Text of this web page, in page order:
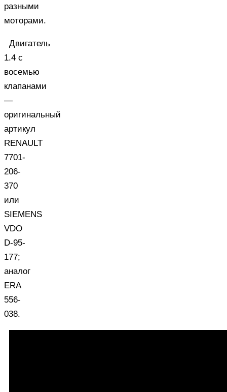
разными
моторами.
Двигатель
1.4 с
восемью
клапанами
—
оригинальный
артикул
RENAULT
7701-
206-
370
или
SIEMENS
VDO
D-95-
177;
аналог
ERA
556-
038.